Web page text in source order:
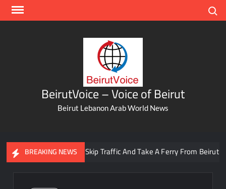
Skip
BeirutVoice – Voice of Beirut
Beirut Lebanon Arab World News
BREAKING NEWS
You Can Now Skip Traffic And Take A Ferry From Beirut To